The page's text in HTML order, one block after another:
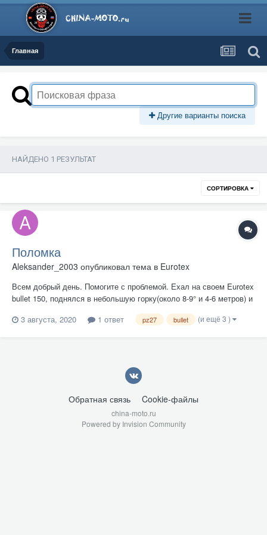
Главная
Другие варианты поиска
НАЙДЕНО 1 РЕЗУЛЬТАТ
СОРТИРОВКА
Поломка
Aleksander_2003 опубликовал тема в Eurotex
Всем добрый день. Помогите с проблемой. Ехал на своем Eurotex
bullet 150, поднялся в небольшую горку(около 8-9° и 4-6 метров) и
Посмотрел, тросик целый, заслонка открывается. Силовой провод
3 августа, 2020 1 ответ pz27 bullet (и ещё 3 )
Обратная связь Cookie-файлы
china-moto.ru
Powered by Invision Community